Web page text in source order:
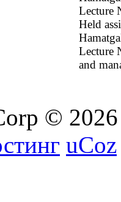
Lecture
Held
Lecture
and
© 2026
uCoz